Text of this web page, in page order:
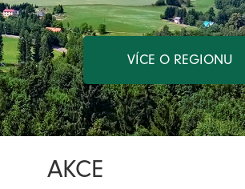
VÍCE O REGIONU
AKCE